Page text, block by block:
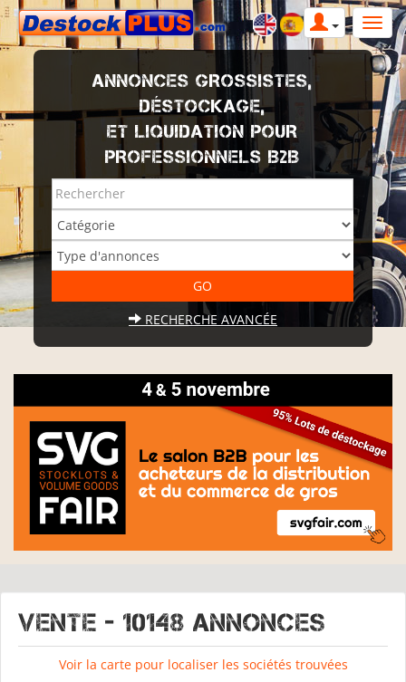
ANNONCES GROSSISTES,
DÉSTOCKAGE,
ET LIQUIDATION POUR
PROFESSIONNELS B2B
RECHERCHE AVANCÉE
VENTE - 10148 Annonces
Voir la carte pour localiser les sociétés trouvées